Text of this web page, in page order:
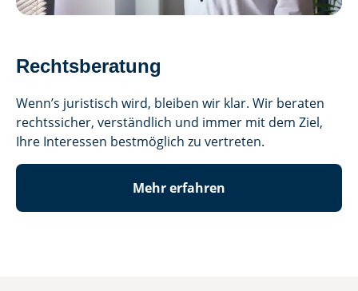
Rechts­beratung
Wenn’s juristisch wird, bleiben wir klar. Wir beraten
rechtssicher, verständlich und immer mit dem Ziel,
Ihre Interessen bestmöglich zu vertreten.
Mehr erfahren